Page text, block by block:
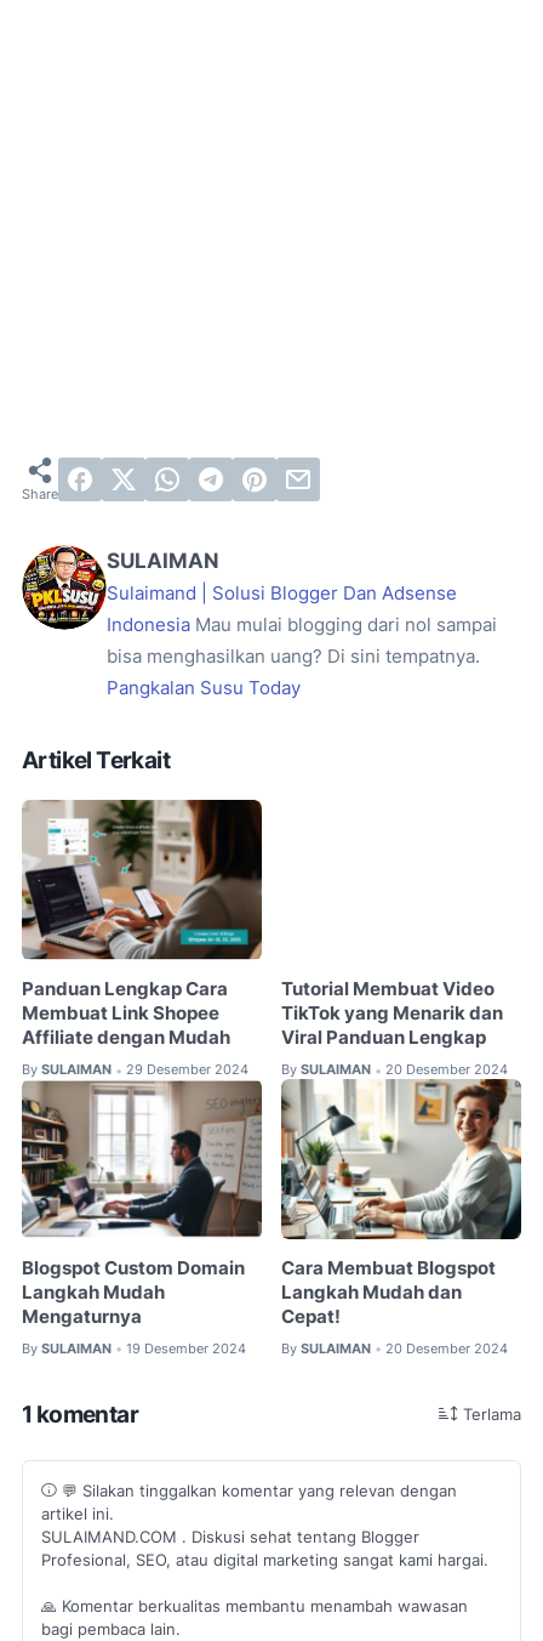
SULAIMAN
Sulaimand | Solusi Blogger Dan Adsense
Indonesia Mau mulai blogging dari nol sampai
bisa menghasilkan uang? Di sini tempatnya.
Pangkalan Susu Today
Artikel Terkait
Panduan Lengkap Cara
Membuat Link Shopee
Affiliate dengan Mudah
By SULAIMAN • 29 Desember 2024
Tutorial Membuat Video
TikTok yang Menarik dan
Viral Panduan Lengkap
By SULAIMAN • 20 Desember 2024
Blogspot Custom Domain
Langkah Mudah
Mengaturnya
By SULAIMAN • 19 Desember 2024
Cara Membuat Blogspot
Langkah Mudah dan
Cepat!
By SULAIMAN • 20 Desember 2024
1 komentar Terlama
💬 Silakan tinggalkan komentar yang relevan dengan
artikel ini.
SULAIMAND.COM . Diskusi sehat tentang Blogger
Profesional, SEO, atau digital marketing sangat kami hargai.
🙏 Komentar berkualitas membantu menambah wawasan
bagi pembaca lain.